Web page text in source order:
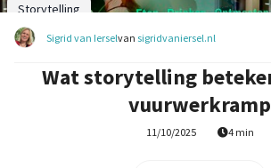
Storytelling
Sigrid van Ierselvan sigridvaniersel.nl
Wat storytelling
vuurwerkramp
11/10/2025 4 min